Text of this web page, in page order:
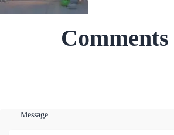
Comments
Message